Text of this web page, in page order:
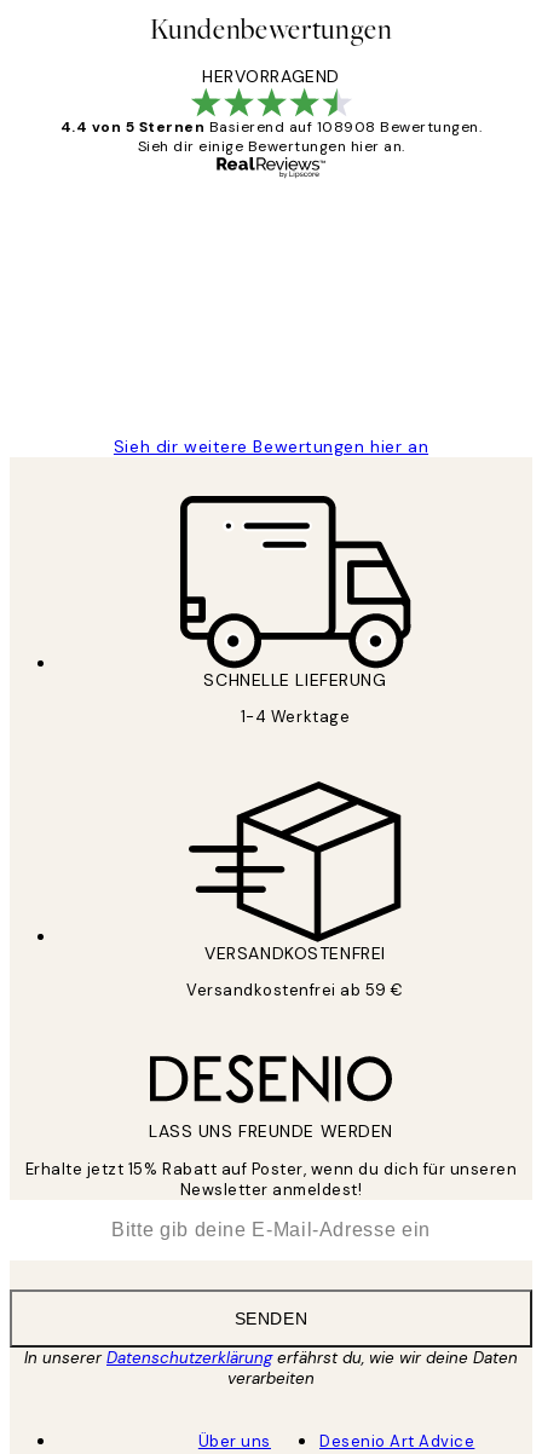
Kundenbewertungen
HERVORRAGEND
4.4 von 5 Sternen Basierend auf 108908 Bewertungen.
Sieh dir einige Bewertungen hier an.
Sieh dir weitere Bewertungen hier an
SCHNELLE LIEFERUNG
1-4 Werktage
VERSANDKOSTENFREI
Versandkostenfrei ab 59 €
LASS UNS FREUNDE WERDEN
Erhalte jetzt 15% Rabatt auf Poster, wenn du dich für unseren
Newsletter anmeldest!
SENDEN
In unsererDatenschutzerklärungerfährst du, wie wir deine Daten
verarbeiten
Über uns
Desenio Art Advice